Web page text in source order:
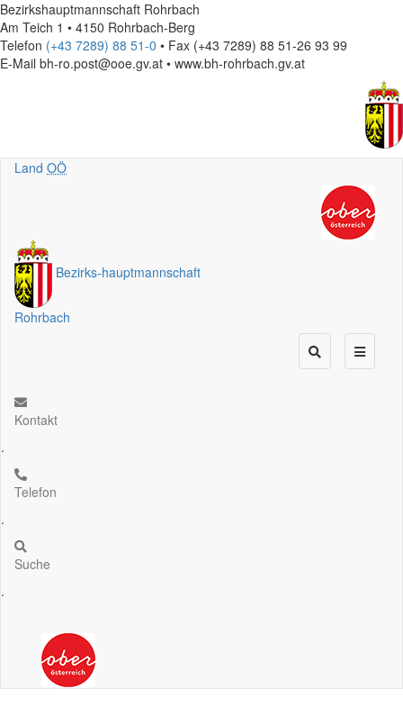
Bezirkshauptmannschaft Rohrbach
Am Teich 1 • 4150 Rohrbach-Berg
Telefon (+43 7289) 88 51-0 • Fax (+43 7289) 88 51-26 93 99
E-Mail bh-ro.post@ooe.gv.at • www.bh-rohrbach.gv.at
Land OÖ
Bezirks-hauptmannschaft
Rohrbach
Kontakt
.
Telefon
.
Suche
.